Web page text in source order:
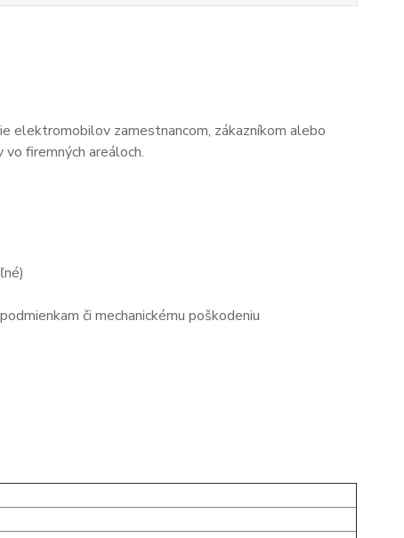
elektromobilov zamestnancom, zákazníkom alebo
firemných areáloch.
či mechanickému poškodeniu